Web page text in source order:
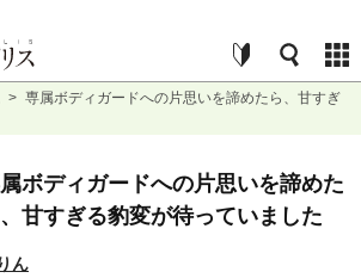
> 専属ボディガードへの片思いを諦めたら、甘すぎ
ボディガードへの片思いを諦めた
甘すぎる豹変が待っていました
ん